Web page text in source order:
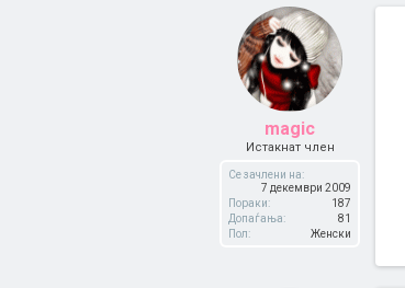
magic
Истакнат член
Се зачлени на:
7 декември 2009
Пораки:
187
Допаѓања:
81
Пол:
Женски